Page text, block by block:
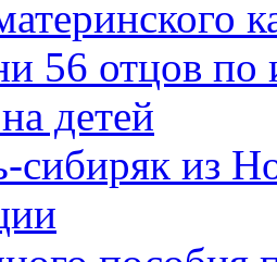
56 отцов по
детей
сибиряк из